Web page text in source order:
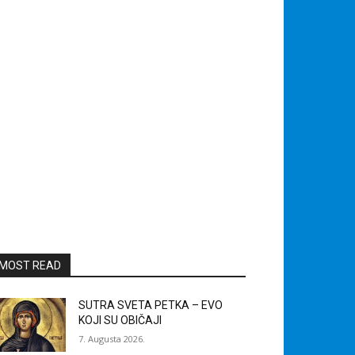
READ
SUTRA SVETA PETKA – EVO
KOJI SU OBIČAJI
7. Augusta 2026.